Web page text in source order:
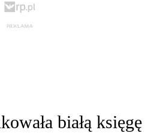
białą księgę